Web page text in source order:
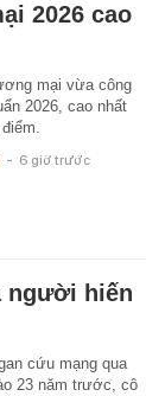
2026 cao
mại vừa công
2026, cao nhất
- 6 giờ trước
người hiến
cứu mạng qua
23 năm trước, cô